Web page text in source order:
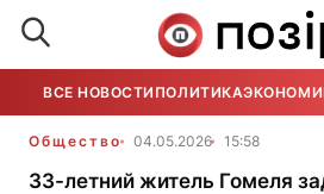
ВСЕ НОВОСТИ ПОЛИТИКА
Общество 04.05.2026 15:58
33-летний житель Гомеля